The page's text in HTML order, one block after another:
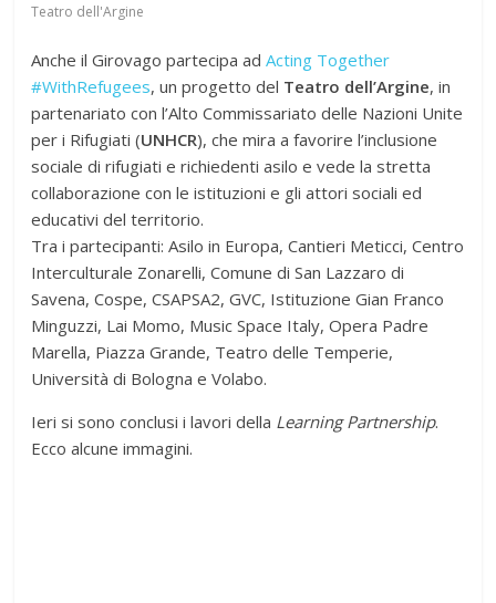
Teatro dell'Argine
Anche il Girovago partecipa adActing Together
#WithRefugees, un progetto del Teatro dell’Argine, in
partenariato con l’Alto Commissariato delle Nazioni Unite
per i Rifugiati (UNHCR), che mira a favorire l’inclusione
sociale di rifugiati e richiedenti asilo e vede la stretta
collaborazione con le istituzioni e gli attori sociali ed
educativi del territorio.
Tra i partecipanti: Asilo in Europa, Cantieri Meticci, Centro
Interculturale Zonarelli, Comune di San Lazzaro di
Savena, Cospe, CSAPSA2, GVC, Istituzione Gian Franco
Minguzzi, Lai Momo, Music Space Italy, Opera Padre
Marella, Piazza Grande, Teatro delle Temperie,
Università di Bologna e Volabo.
Ieri si sono conclusi i lavori della Learning Partnership.
Ecco alcune immagini.